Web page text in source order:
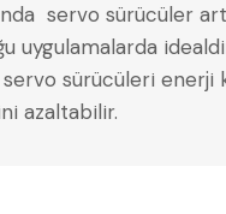
servo sürücüler
sürücüleri enerji
azaltabilir.